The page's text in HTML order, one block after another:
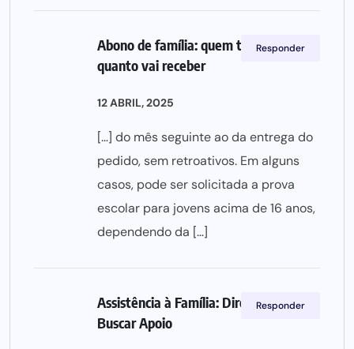
Abono de família: quem tem direito e
quanto vai receber
12 ABRIL, 2025
[…] do mês seguinte ao da entrega do
pedido, sem retroativos. Em alguns
casos, pode ser solicitada a prova
escolar para jovens acima de 16 anos,
dependendo da […]
Responder
Assistência à Família: Direitos e Como
Buscar Apoio
Responder